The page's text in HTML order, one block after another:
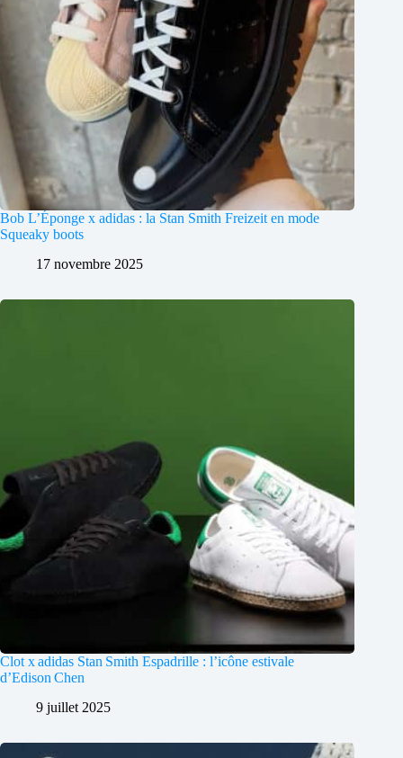
Bob L’Éponge x adidas : la Stan Smith Freizeit en mode
Squeaky boots
17 novembre 2025
Clot x adidas Stan Smith Espadrille : l’icône estivale
d’Edison Chen
9 juillet 2025